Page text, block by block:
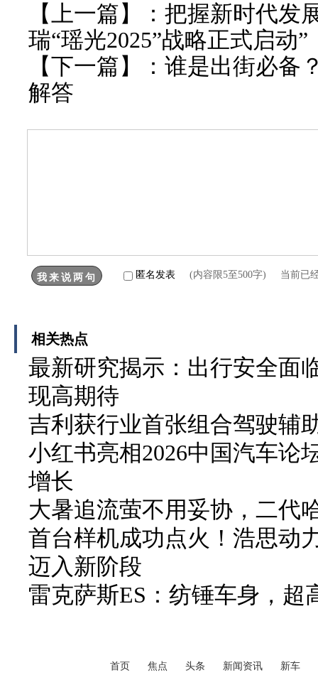
【上一篇】： 把握新时代发
瑞“瑶光2025”战略正式启动”
【下一篇】： 谁是出街必备
解答
匿名发表 (内容限5至500字) 当前已
相关热点
最新研究揭示：出行安全面
现高期待
吉利获行业首张组合驾驶辅
小红书亮相2026中国汽车论
增长
大暑追流萤不用妥协，二代
首台样机成功点火！浩思动
迈入新阶段
雷克萨斯ES：纺锤车身，超
首页 焦点 头条 新闻资讯 新车